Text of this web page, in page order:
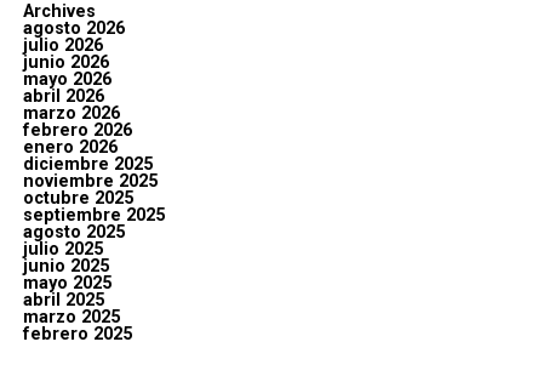
Archives
agosto 2026
julio 2026
junio 2026
mayo 2026
abril 2026
marzo 2026
febrero 2026
enero 2026
diciembre 2025
noviembre 2025
octubre 2025
septiembre 2025
agosto 2025
julio 2025
junio 2025
mayo 2025
abril 2025
marzo 2025
febrero 2025